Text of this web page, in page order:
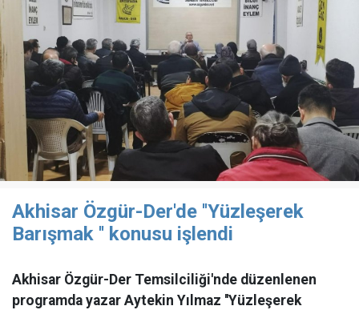
Akhisar Özgür-Der'de ''Yüzleşerek
Barışmak '' konusu işlendi
Akhisar Özgür-Der Temsilciliği'nde düzenlenen
programda yazar Aytekin Yılmaz ''Yüzleşerek